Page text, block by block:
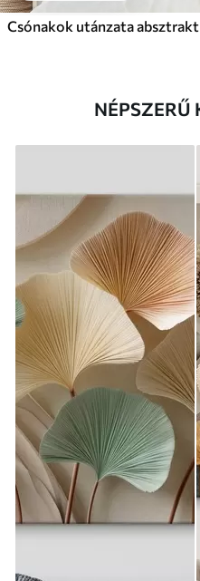
Csónakok utánzata
NÉPSZERŰ